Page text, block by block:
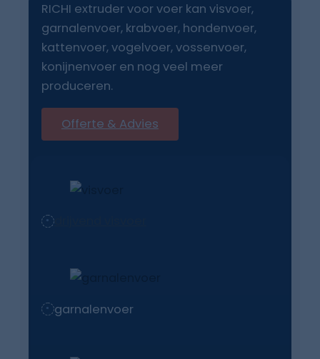
RICHI extruder voor voer kan visvoer,
garnalenvoer, krabvoer, hondenvoer,
kattenvoer, vogelvoer, vossenvoer,
konijnenvoer en nog veel meer
produceren.
Offerte & Advies
drijvend visvoer
garnalenvoer